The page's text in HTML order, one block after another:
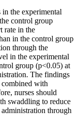
the experimental
control group
rate in the
in the control group
through the
in the experimental
group (p<0.05) at
The findings
combined with
nurses should
swaddling to reduce
through